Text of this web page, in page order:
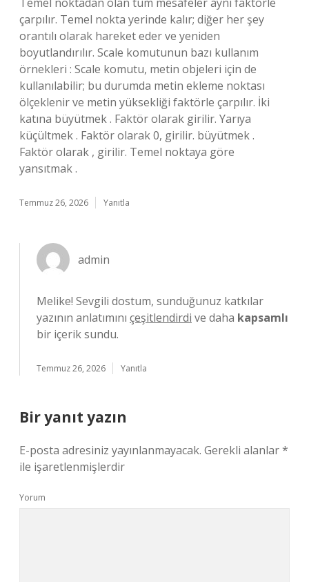
çarpılır. Temel nokta yerinde kalır; diğer her şey
orantılı olarak hareket eder ve yeniden
boyutlandırılır. Scale komutunun bazı kullanım
örnekleri : Scale komutu, metin objeleri için de
kullanılabilir; bu durumda metin ekleme noktası
ölçeklenir ve metin yüksekliği faktörle çarpılır. İki
katına büyütmek . Faktör olarak girilir. Yarıya
küçültmek . Faktör olarak 0, girilir. büyütmek .
Faktör olarak , girilir. Temel noktaya göre
yansıtmak .
Temmuz 26, 2026 Yanıtla
admin
Melike! Sevgili dostum, sunduğunuz katkılar
yazının anlatımını çeşitlendirdi ve daha kapsamlı
bir içerik sundu.
Temmuz 26, 2026 Yanıtla
Bir yanıt yazın
E-posta adresiniz yayınlanmayacak. Gerekli alanlar*
ile işaretlenmişlerdir
Yorum